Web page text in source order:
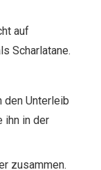
auf
Scharlatane.
den Unterleib
ihn in der
zusammen.